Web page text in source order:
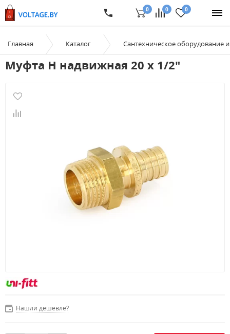
0 0 0
Главная Каталог Сантехническое оборудование
Муфта Н надвижная 20 x 1/2"
Нашли дешевле?